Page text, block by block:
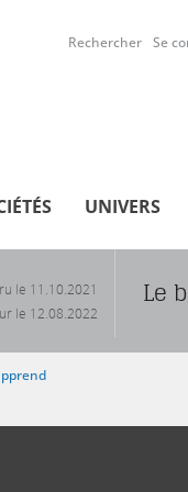
Rechercher Se
UNIVERS
le 11.10.2021
le 12.08.2022
Le